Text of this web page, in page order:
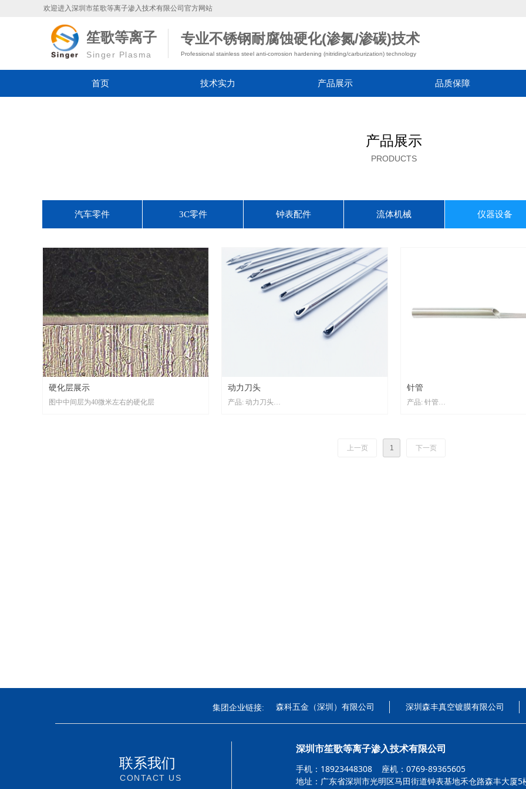
笙歌等离子
Singer Plasma
专业不锈钢耐腐蚀硬化(渗氮/渗碳)技术
Professional stainless steel anti-corrosion hardening (nitriding/carburization) technology
欢迎进入深圳市笙歌等离子渗入技术有限公司官方网站
首页 技术实力 产品展示 品质保障
硬化层展示
图中中间层为40微米左右的硬化层
动力刀头
产品: 动力刀头
针管
产品: 针管
上一页 1 下一页
汽车零件 3C零件 钟表配件 流体机械 仪器设备
PRODUCTS
产品展示
暂无产品
深圳市笙歌等离子渗入技术有限公司
手机：18923448308 座机：0769-89365605
地址：广东省深圳市光明区马田街道钟表基地禾仓路森丰大厦5
联系我们
CONTACT US
集团企业链接: 森科五金（深圳）有限公司 深圳森丰真空镀膜有限公司